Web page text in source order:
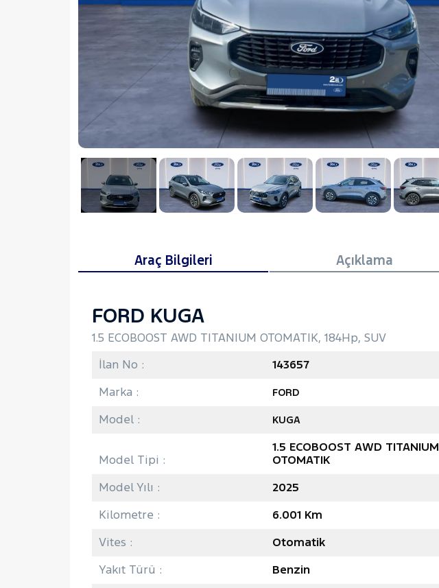
Araç Bilgileri Açıklama
FORD KUGA
1.5 ECOBOOST AWD TITANIUM OTOMATIK, 184Hp, SUV
İlan No :
143657
Marka :
FORD
Model : KUGA
Model Tipi :
1.5 ECOBOOST AWD TITANIUM
OTOMATIK
Model Yılı :
2025
Kilometre :
6.001 Km
Vites :
Otomatik
Yakıt Türü :
Benzin